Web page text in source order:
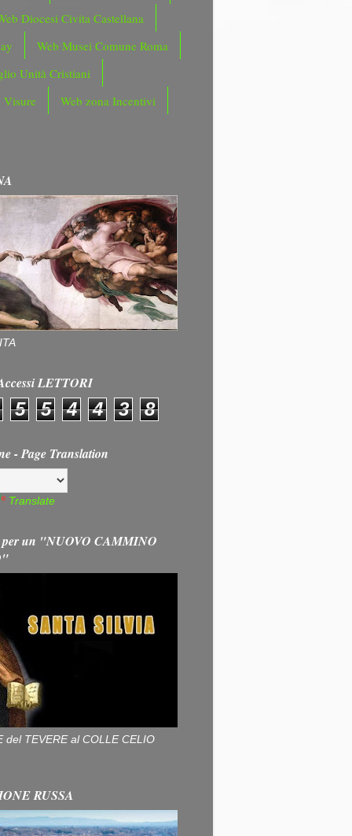
Diocesi Civita Castellana
Web Musei Comune Roma
Unità Cristiani
Visure
Web zona Incentivi
LETTORI
5 5 4 4 3 8
- Page Translation
Translate
per un "NUOVO CAMMINO
del TEVERE al COLLE CELIO
RUSSA